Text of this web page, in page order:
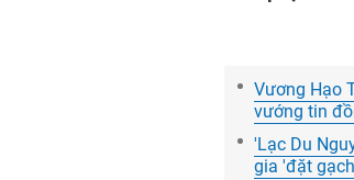
Vương Hạo
vướng tin
'Lạc Du
gia 'đặt